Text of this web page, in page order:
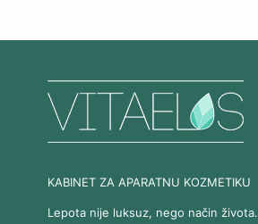
KABINET ZA APARATNU KOZMETIKU
Lepota nije luksuz, nego način života.